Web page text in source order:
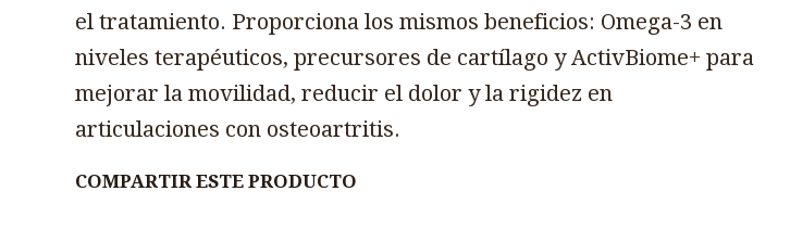
el tratamiento. Proporciona los mismos beneficios: Omega-3 en
niveles terapéuticos, precursores de cartílago y ActivBiome+ para
mejorar la movilidad, reducir el dolor y la rigidez en
articulaciones con osteoartritis.
COMPARTIR ESTE PRODUCTO